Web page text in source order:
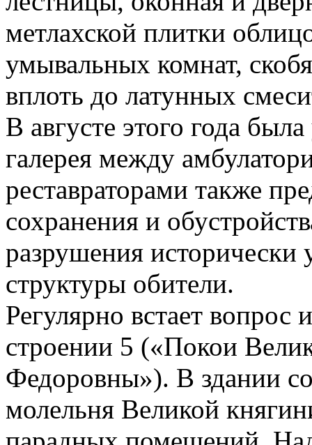
метлахской плитки
умывальных комнат,
вплоть до латунных
В августе этого года
галерея между
реставраторами также
сохранения и
разрушения исторически
структуры обители.
Регулярно встает вопрос
строении 5 («Покои
Федоровны»). В здании
молельня Великой